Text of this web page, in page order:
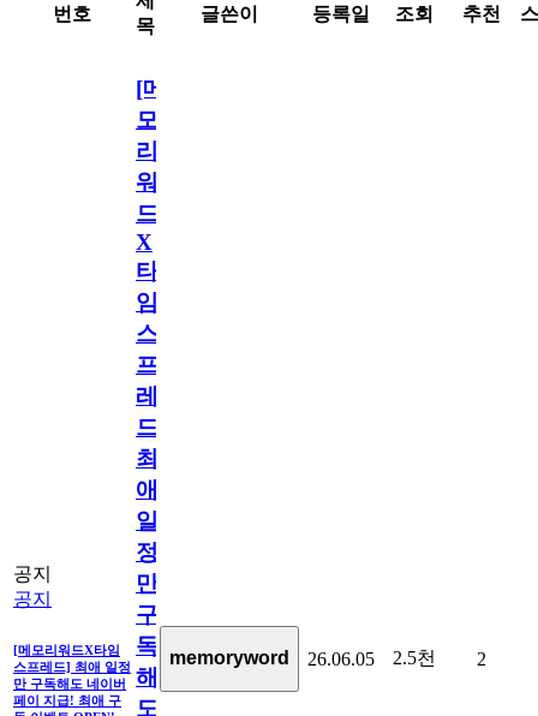
번호
목
글쓴이 등록일 조회 추천
공지
공지
[메모리워드X타임
스프레드] 최애 일정
만 구독해도 네이버
페이 지급! 최애 구
[메
모
리
워
드
X
타
임
스
프
레
드]
최
애
일
정
만
구
독
해
도
memoryword 26.06.05 2.5천 2